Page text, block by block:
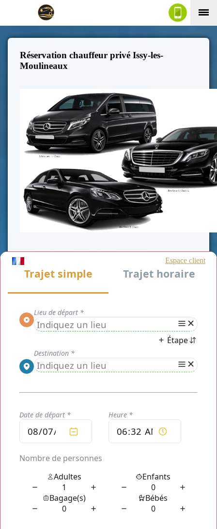
Réservation chauffeur privé Issy-les-
Moulineaux
A propos de nous
Nous sommes une société de
transport de personnes implantée
la région Île-de-France. Nous
opérons ainsi une des villes de
la région. Celle desIssy-les-
Chauffeur privé Issy-les-
Moulineauxeffectue toutes les
vers cette ville.
Bénéficiez des innombrables
avantages en effectuant la
les-Moulineaux.
Parmi ces avantages dont nous
vous garantissons :
- Un service de qualité